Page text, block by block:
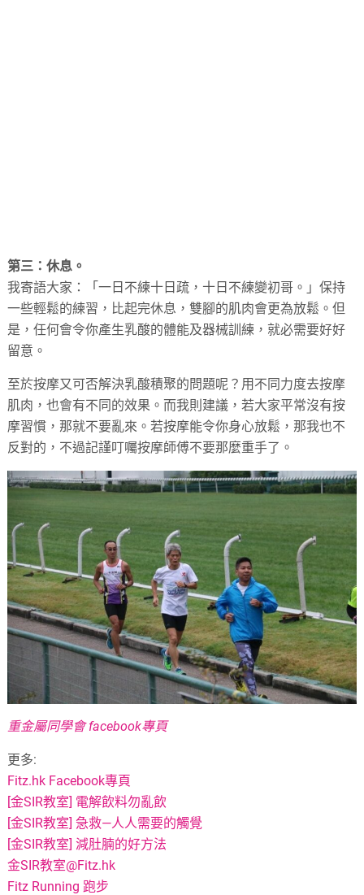
第三：休息。
我寄語大家：「一日不練十日疏，十日不練變初哥。」保持
一些輕鬆的練習，比起完休息，雙腳的肌肉會更為放鬆。但
是，任何會令你產生乳酸的體能及器械訓練，就必需要好好
留意。
至於按摩又可否解決乳酸積聚的問題呢？用不同力度去按摩
肌肉，也會有不同的效果。而我則建議，若大家平常沒有按
摩習慣，那就不要亂來。若按摩能令你身心放鬆，那我也不
反對的，不過記謹叮囑按摩師傅不要那麼重手了。
重金屬同學會 facebook專頁
更多:
Fitz.hk Facebook專頁
[金SIR教室] 電解飲料勿亂飲
[金SIR教室] 急救—人人需要的觸覺
[金SIR教室] 減肚腩的好方法
金SIR教室@Fitz.hk
Fitz Running 跑步